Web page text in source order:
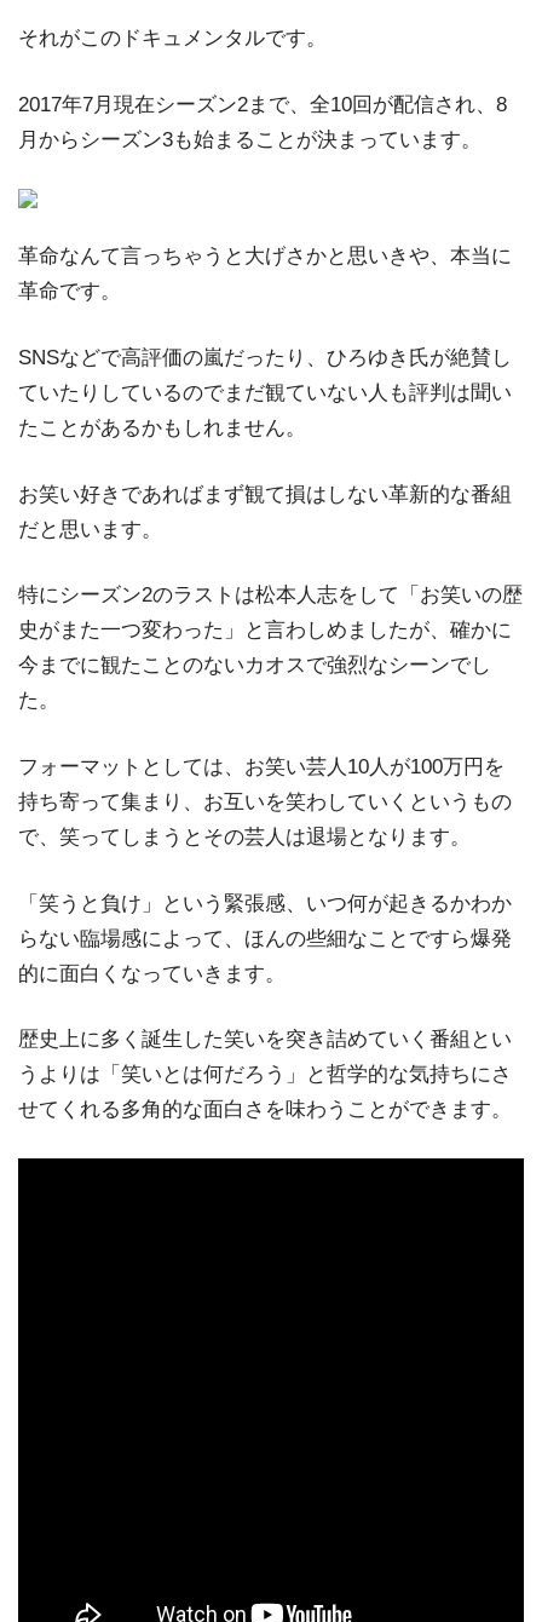
それがこのドキュメンタルです。
2017年7月現在シーズン2まで、全10回が配信され、8
月からシーズン3も始まることが決まっています。
革命なんて言っちゃうと大げさかと思いきや、本当に
革命です。
SNSなどで高評価の嵐だったり、ひろゆき氏が絶賛し
ていたりしているのでまだ観ていない人も評判は聞い
たことがあるかもしれません。
お笑い好きであればまず観て損はしない革新的な番組
だと思います。
特にシーズン2のラストは松本人志をして「お笑いの歴
史がまた一つ変わった」と言わしめましたが、確かに
今までに観たことのないカオスで強烈なシーンでし
た。
フォーマットとしては、お笑い芸人10人が100万円を
持ち寄って集まり、お互いを笑わしていくというもの
で、笑ってしまうとその芸人は退場となります。
「笑うと負け」という緊張感、いつ何が起きるかわか
らない臨場感によって、ほんの些細なことですら爆発
的に面白くなっていきます。
歴史上に多く誕生した笑いを突き詰めていく番組とい
うよりは「笑いとは何だろう」と哲学的な気持ちにさ
せてくれる多角的な面白さを味わうことができます。